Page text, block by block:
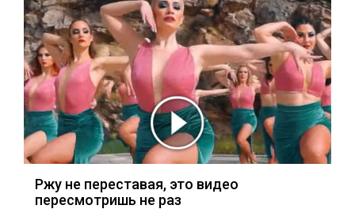
Ржу не переставая, это видео
пересмотришь не раз